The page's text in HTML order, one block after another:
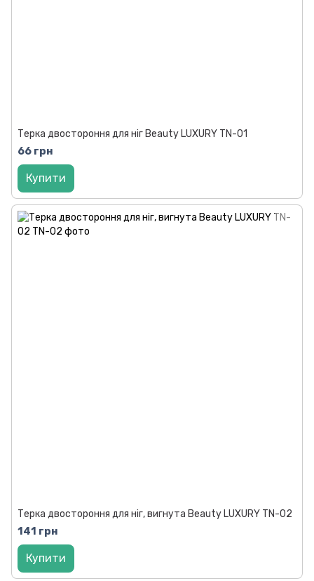
Терка двостороння для ніг Beauty LUXURY TN-01
66 грн
Купити
Терка двостороння для ніг, вигнута Beauty LUXURY TN-02
141 грн
Купити